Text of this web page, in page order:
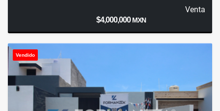
Venta
$4,000,000MXN
Vendido